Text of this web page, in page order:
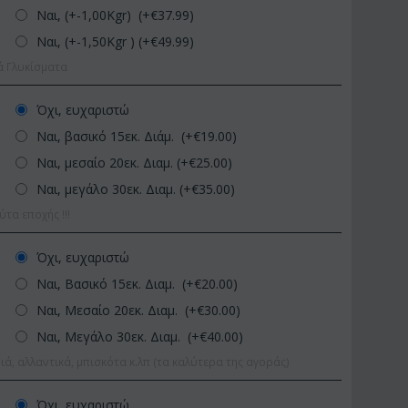
γυάλινο βάζο
45.00 €39.99
ΚΩΔΙΚΟΣ:
Ποιοτική Γλά...
Ναι, (+-1,00Kgr) (+€37.99)
Ναι, (+-1,50Kgr ) (+€49.99)
Όχι, ευχαριστώ
Ναι, βασικό 15εκ. Διάμ. (+€19.00)
Ναι, μεσαίο 20εκ. Διαμ. (+€25.00)
Ναι, μεγάλο 30εκ. Διαμ. (+€35.00)
Όχι, ευχαριστώ
Ναι, Βασικό 15εκ. Διαμ. (+€20.00)
Ναι, Μεσαίο 20εκ. Διαμ. (+€30.00)
Ναι, Μεγάλο 30εκ. Διαμ. (+€40.00)